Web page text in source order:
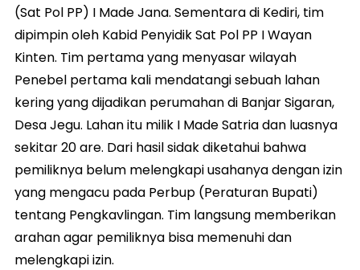
(Sat Pol PP) I Made Jana. Sementara di Kediri, tim
dipimpin oleh Kabid Penyidik Sat Pol PP I Wayan
Kinten. Tim pertama yang menyasar wilayah
Penebel pertama kali mendatangi sebuah lahan
kering yang dijadikan perumahan di Banjar Sigaran,
Desa Jegu. Lahan itu milik I Made Satria dan luasnya
sekitar 20 are. Dari hasil sidak diketahui bahwa
pemiliknya belum melengkapi usahanya dengan izin
yang mengacu pada Perbup (Peraturan Bupati)
tentang Pengkavlingan. Tim langsung memberikan
arahan agar pemiliknya bisa memenuhi dan
melengkapi izin.